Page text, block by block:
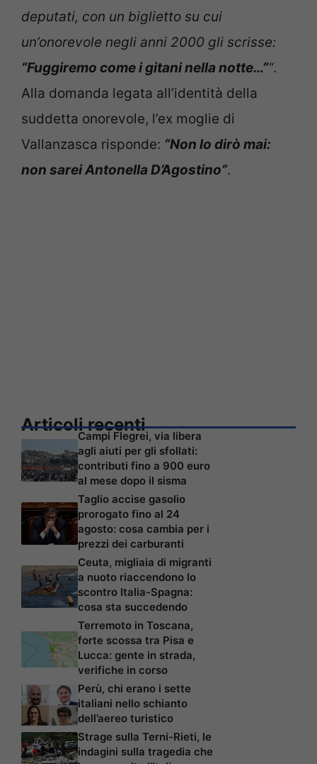
deputati, con un biglietto su cui
un’onorevole negli anni 2000 gli scrisse:
“Fuggiremo come i gitani nella notte…”“.
Alla domanda legata all’identità della
suddetta onorevole, l’ex moglie di
Vallanzasca risponde: “Non lo dirò mai:
non sarei Antonella D’Agostino”.
Articoli recenti
Campi Flegrei, via libera
agli aiuti per gli sfollati:
contributi fino a 900 euro
al mese dopo il sisma
Taglio accise gasolio
prorogato fino al 24
agosto: cosa cambia per i
prezzi dei carburanti
Ceuta, migliaia di migranti
a nuoto riaccendono lo
scontro Italia-Spagna:
cosa sta succedendo
Terremoto in Toscana,
forte scossa tra Pisa e
Lucca: gente in strada,
verifiche in corso
Perù, chi erano i sette
italiani nello schianto
dell’aereo turistico
Strage sulla Terni-Rieti, le
indagini sulla tragedia che